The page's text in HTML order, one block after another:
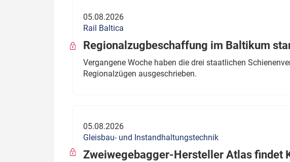
Politik
Verbände: Wer spricht für
wen?
Thema des Monats
Dossier: Generalsanierung
Infrastruktur & Ausrüstung
ÖPNV
05.08.2026
Rail Baltica
Regionalzugbeschaffung im Baltikum
Vergangene Woche haben die drei staatlichen
Regionalzügen ausgeschrieben.
05.08.2026
Gleisbau- und Instandhaltungstechnik
Zweiwegebagger-Hersteller Atlas findet